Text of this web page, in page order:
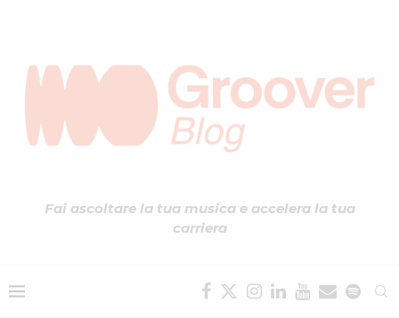
Fai ascoltare la tua musica e accelera la tua
carriera